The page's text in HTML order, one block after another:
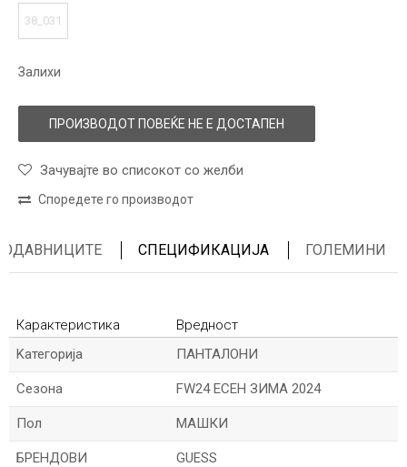
38_031
Залихи
ПРОИЗВОДОТ ПОВЕЌЕ НЕ Е ДОСТАПЕН
Зачувајте во списокот со желби
Споредете го производот
СПЕЦИФИКАЦИЈА ГОЛЕМИНИ
Карактеристика
Вредност
Kатегорија
ПАНТАЛОНИ
Сезона FW24 ЕСЕН ЗИМА 2024
Пол МАШКИ
БРЕНДОВИ GUESS